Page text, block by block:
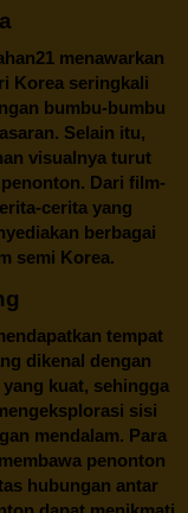
menawarkan
Korea seringkali
bumbu-bumbu
Selain itu,
visualnya turut
Dari film-
cerita yang
berbagai
semi Korea.
tempat
dikenal dengan
kuat, sehingga
sisi
mendalam. Para
penonton
hubungan antar